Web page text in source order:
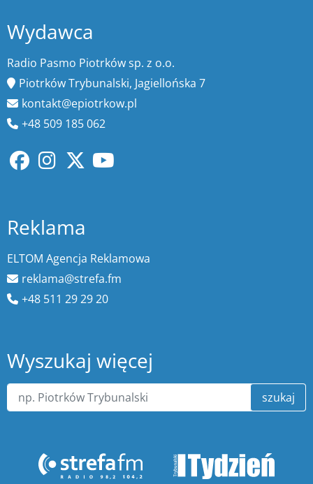
Wydawca
Radio Pasmo Piotrków sp. z o.o.
Piotrków Trybunalski, Jagiellońska 7
kontakt@epiotrkow.pl
+48 509 185 062
Reklama
ELTOM Agencja Reklamowa
reklama@strefa.fm
+48 511 29 29 20
Wyszukaj więcej
szukaj